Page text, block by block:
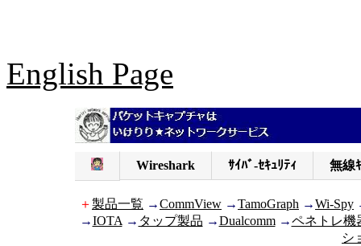
English Page
Wireshark ｻｲﾊﾞ-ｾｷｭﾘﾃｨ 無線
＋製品一覧 →CommView →TamoGraph →Wi-Spy
→IOTA → タップ製品 →Dualcomm→ペネトレ機
シ